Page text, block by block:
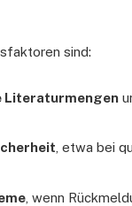
sind:
Literaturmengen
, etwa bei
, wenn